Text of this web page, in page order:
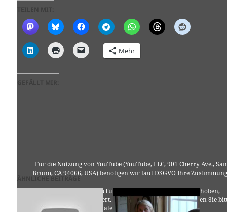
Für die Nutzung von YouTube (YouTube, LLC, 901 Cherry Ave., San
Bruno, CA 94066, USA) benötigen wir laut DSGVO Ihre
Es werden seitens YouTube personenbezogene Daten erhoben,
verarbeitet und gespeichert. Welche Daten genau entnehmen Sie
den Datenschutzbedingungen.
Mehr
ÄHNLICHE BEITRÄGE